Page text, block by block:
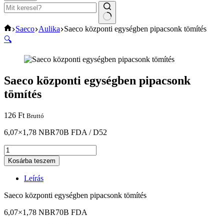
No
results
Home
Saeco Aulika Saeco központi egységben pipacsonk tömítés
🔍
Saeco központi egységben pipacsonk
tömítés
126 Ft Bruttó
6,07×1,78 NBR70B FDA / D52
Saeco
központi
egységben
pipacsonk
tömítés
mennyiség
Kosárba teszem
Leírás
Saeco központi egységben pipacsonk tömítés
6,07×1,78 NBR70B FDA